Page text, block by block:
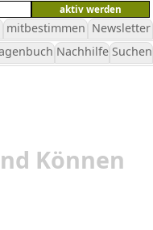
aktiv werden
mitbestimmen Newsletter
Nachhilfe Suchen
Können